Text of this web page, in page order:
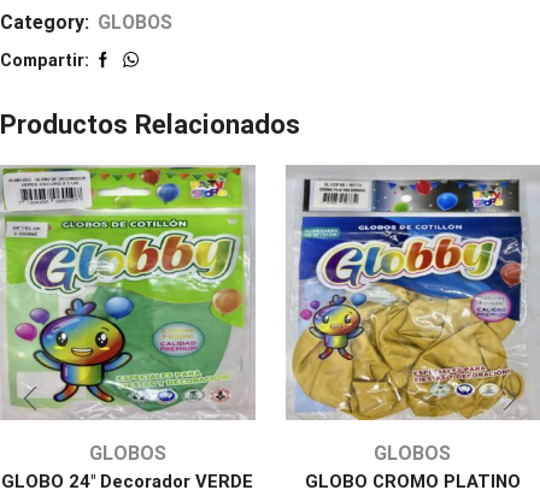
Category: GLOBOS
Compartir:
Productos Relacionados
GLOBOS
GLOBO 24″ Decorador VERDE
GLOBOS
GLOBO CROMO PLATINO